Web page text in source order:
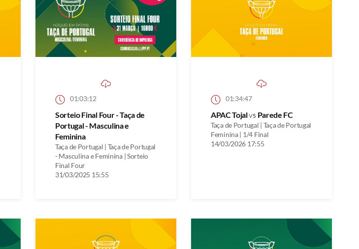
01:03:12
Sorteio Final Four - Taça de
Portugal - Masculina e
Feminina
Taça de Portugal | Taça de Portugal
- Masculina e Feminina | Sorteio
Final Four
31/03/2025 15:55
01:34:47
APAC Tojalvs Parede FC
Taça de Portugal | Taça de Portugal
Feminina | 1/4 Final
14/03/2026 17:55